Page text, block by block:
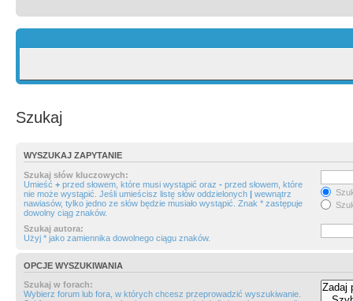
Szukaj
WYSZUKAJ ZAPYTANIE
Szukaj słów kluczowych:
Umieść + przed słowem, które musi wystąpić oraz - przed słowem, które
nie może wystąpić. Jeśli umieścisz listę słów oddzielonych | wewnątrz
nawiasów, tylko jedno ze słów będzie musiało wystąpić. Znak * zastępuje
dowolny ciąg znaków.
Szukaj autora:
Użyj * jako zamiennika dowolnego ciągu znaków.
OPCJE WYSZUKIWANIA
Szukaj w forach:
Wybierz forum lub fora, w których chcesz przeprowadzić wyszukiwanie.